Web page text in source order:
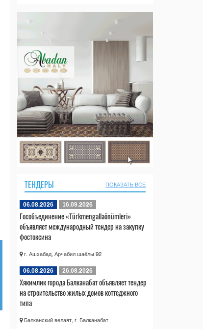
ТЕНДЕРЫ ПОКАЗАТЬ ВСЕ
06.08.2026 16.09.2026
Гособъединение «Türkmengallaönümleri»
объявляет международный тендер на закупку
фостоксина
г. Ашхабад, Арчабил шаёлы 92
06.08.2026 26.08.2026
Хякимлик города Балканабат объявляет тендер
на строительство жилых домов коттеджного
типа
Балканский велаят, г. Балканабат